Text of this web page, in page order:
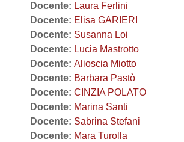
Docente: Laura Ferlini
Docente: Elisa GARIERI
Docente: Susanna Loi
Docente: Lucia Mastrotto
Docente: Alioscia Miotto
Docente: Barbara Pastò
Docente: CINZIA POLATO
Docente: Marina Santi
Docente: Sabrina Stefani
Docente: Mara Turolla